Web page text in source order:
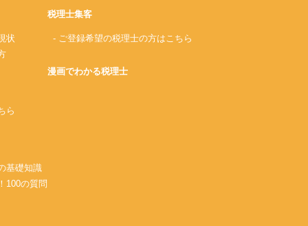
状
ら
基礎知識
100の質問
税理士集客
- ご登録希望の税理士の方はこちら
漫画でわかる税理士